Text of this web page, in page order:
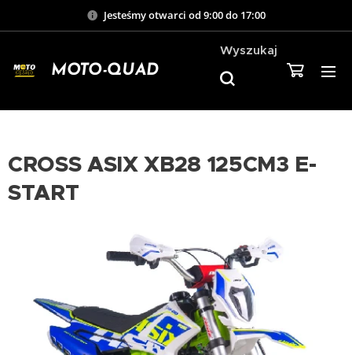
Jesteśmy otwarci od 9:00 do 17:00
MOTO-QUAD
Wyszukaj
CROSS ASIX XB28 125CM3 E-
START